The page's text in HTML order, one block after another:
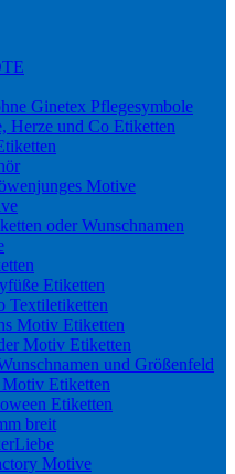
Ginetex Pflegesymbole
Herze und Co Etiketten
Motive
oder Wunschnamen
Etiketten
Textiletiketten
Motiv Etiketten
Motiv Etiketten
und Größenfeld
Etiketten
Etiketten
breit
Motive